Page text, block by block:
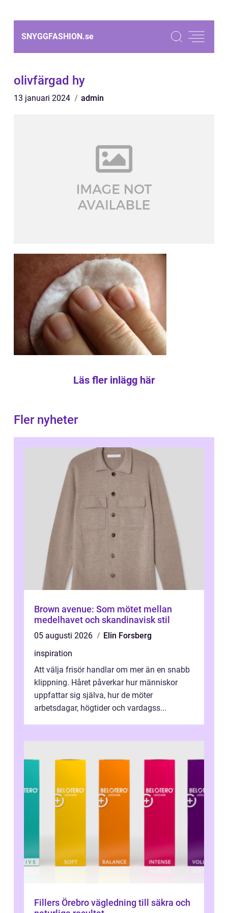
SNYGGFASHION.se
olivfärgad hy
13 januari 2024 admin
Läs fler inlägg här
Fler nyheter
Brown avenue: Som mötet mellan
medelhavet och skandinavisk stil
05 augusti 2026
Elin Forsberg
inspiration
Att välja frisör handlar om mer än en snabb
klippning. Håret påverkar hur människor
uppfattar sig själva, hur de möter
arbetsdagar, högtider och vardagss...
Fillers Örebro vägledning till säkra och